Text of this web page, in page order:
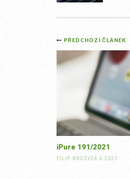
Post
navigation
PŘEDCHOZÍ ČLÁNEK
iPure 191/2021
FILIP BROŽ/24.6.2021